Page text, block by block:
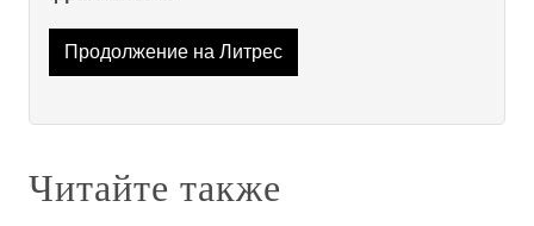
Продолжение на Литрес
Читайте также